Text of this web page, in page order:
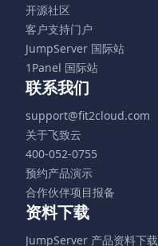
开源社区
客户支持门户
JumpServer 国际站
1Panel 国际站
联系我们
support@fit2cloud.com
关于飞致云
400-052-0755
预约产品演示
合作伙伴项目报备
资料下载
JumpServer 产品资料下载